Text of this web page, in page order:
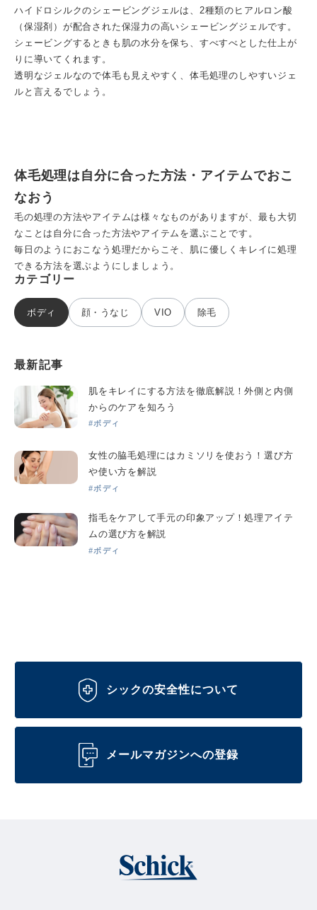
ハイドロシルクのシェービングジェルは、2種類のヒアルロン酸
（保湿剤）が配合された保湿力の高いシェービングジェルです。
シェービングするときも肌の水分を保ち、すべすべとした仕上が
りに導いてくれます。
透明なジェルなので体毛も見えやすく、体毛処理のしやすいジェ
ルと言えるでしょう。
体毛処理は自分に合った方法・アイテムでおこ
なおう
毛の処理の方法やアイテムは様々なものがありますが、最も大切
なことは自分に合った方法やアイテムを選ぶことです。
毎日のようにおこなう処理だからこそ、肌に優しくキレイに処理
できる方法を選ぶようにしましょう。
カテゴリー
ボディ 顔・うなじ VIO 除毛
最新記事
肌をキレイにする方法を徹底解説！外側と内側
からのケアを知ろう
#ボディ
女性の脇毛処理にはカミソリを使おう！選び方
や使い方を解説
#ボディ
指毛をケアして手元の印象アップ！処理アイテ
ムの選び方を解説
#ボディ
シックの安全性について
メールマガジンへの登録